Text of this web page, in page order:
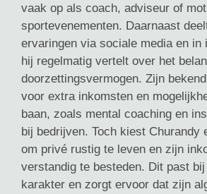
vaak op als coach, adviseur of
sportevenementen. Daarnaast
ervaringen via sociale media en in
hij regelmatig vertelt over het
doorzettingsvermogen. Zijn
voor extra inkomsten en
baan, zoals mental coaching en
bij bedrijven. Toch kiest Churandy
om privé rustig te leven en zijn
verstandig te besteden. Dit past
karakter en zorgt ervoor dat zijn